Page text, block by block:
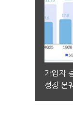
가입자
성장 본